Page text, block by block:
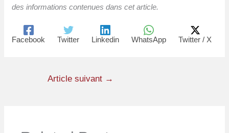
des informations contenues dans cet article.
Facebook Twitter Linkedin WhatsApp Twitter / X
Article suivant →